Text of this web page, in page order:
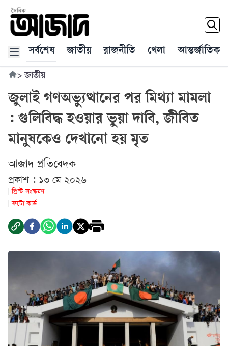
সর্বশেষ জাতীয় রাজনীতি খেলা আন্তর্জাতিক
>জাতীয়
জুলাই গণঅভ্যুত্থানের পর মিথ্যা মামলা
: গুলিবিদ্ধ হওয়ার ভুয়া দাবি, জীবিত
মানুষকেও দেখানো হয় মৃত
আজাদ প্রতিবেদক
প্রকাশ : ১৩ মে ২০২৬
প্রিন্ট সংস্করণ
ফটো কার্ড